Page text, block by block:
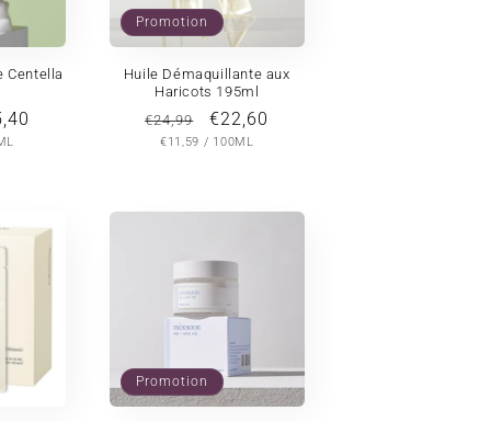
Centella
Promotion
Huile Démaquillante aux
Haricots 195ml
Prix
habituel
€24,99
Prix
promotionnel
€22,60
PRIX
€11,59 / PAR
100ML
Promotion